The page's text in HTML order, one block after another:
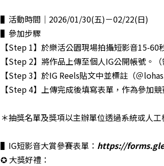
▌活動時間｜2026/01/30(五)－02/22(日)
▌參加步驟
【Step 1】於樂活公園現場拍攝短影音15-60
【Step 2】將作品上傳至個人IG公開帳號。
【Step 3】於IG Reels貼文中並標註（＠
【Step 4】上傳完成後填寫表單，作為參加
＊抽獎名單及獎項以主辦單位透過系統或人工
▌IG短影音大賞參賽表單： https://
✪ 大獎好禮：